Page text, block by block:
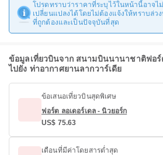
โปรดทราบว่าราคาที่ระบุไว้ในหน้านี้อาจไ
เปลี่ยนแปลงได้โดยไม่ต้องแจ้งให้ทราบล่ว
ที่ถูกต้องและเป็นปัจจุบันที่สุด
ข้อมูลเที่ยวบินจาก สนามบินนานาชาติฟอร์
ไปยัง ท่าอากาศยานลากวาร์เดีย
ข้อเสนอเที่ยวบินสุดพิเศษ
ฟอร์ต ลอเดอร์เดล - นิวยอร์ก
US$ 75.63
เดือนที่มีค่าโดยสารต่ำสุด